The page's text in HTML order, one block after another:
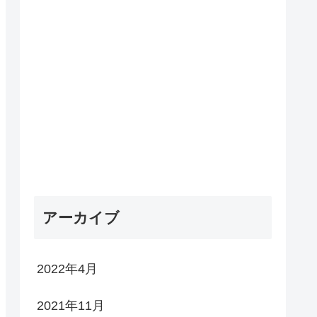
アーカイブ
2022年4月
2021年11月